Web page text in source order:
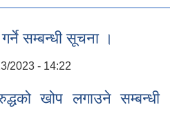
सम्बन्धी सूचना ।
2023 - 14:22
खोप लगाउने सम्बन्धी